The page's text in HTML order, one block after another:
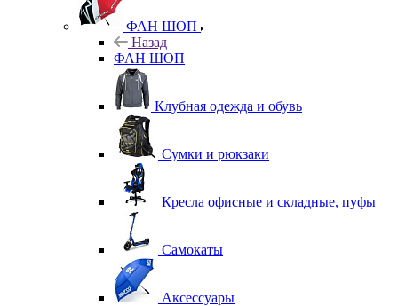
ФАН ШОП
Назад
ФАН ШОП
Клубная одежда и обувь
Сумки и рюкзаки
Кресла офисные и складные, пуфы
Самокаты
Аксессуары